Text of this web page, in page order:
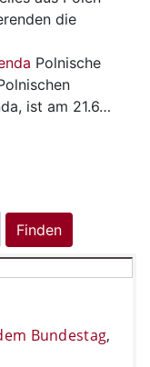
die
Polnische
ist am 21.6…
Finden
Bundestag,